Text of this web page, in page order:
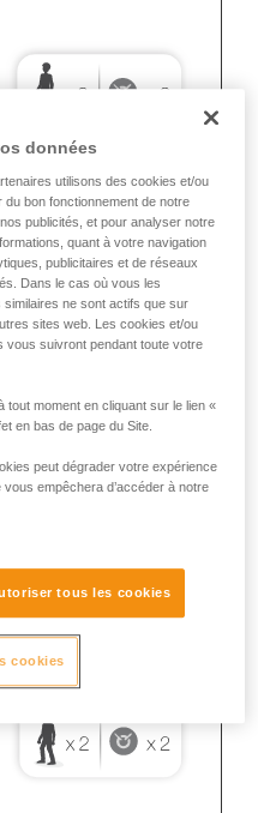
données
utilisons des cookies et/ou
bon fonctionnement de notre
publicités, et pour analyser notre
quant à votre navigation
publicitaires et de réseaux
Dans le cas où vous les
ne sont actifs que sur
sites web. Les cookies et/ou
vous suivront pendant toute votre
moment en cliquant sur le lien «
en bas de page du Site.
peut dégrader votre expérience
empêchera d’accéder à notre
tous les cookies
cookies